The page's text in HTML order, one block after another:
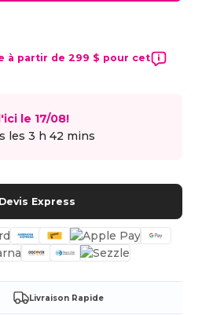
à partir de 299 $ pour cet
le 17/08!
les3 h 42 mins
Devis Express
Livraison Rapide